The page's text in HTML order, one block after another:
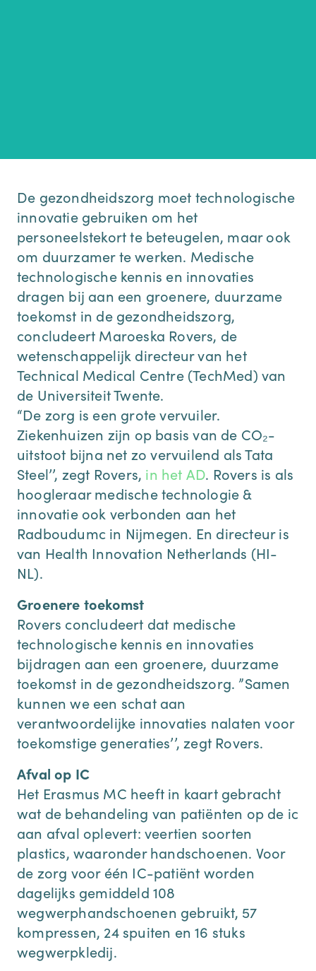
De gezondheidszorg moet technologische
innovatie gebruiken om het
personeelstekort te beteugelen, maar ook
om duurzamer te werken. Medische
technologische kennis en innovaties
dragen bij aan een groenere, duurzame
toekomst in de gezondheidszorg,
concludeert Maroeska Rovers, de
wetenschappelijk directeur van het
Technical Medical Centre (TechMed) van
de Universiteit Twente.
“De zorg is een grote vervuiler.
Ziekenhuizen zijn op basis van de CO₂-
uitstoot bijna net zo vervuilend als Tata
Steel’’, zegt Rovers, in het AD. Rovers is als
hoogleraar medische technologie &
innovatie ook verbonden aan het
Radboudumc in Nijmegen. En directeur is
van Health Innovation Netherlands (HI-
NL).
Groenere toekomst
Rovers concludeert dat medische
technologische kennis en innovaties
bijdragen aan een groenere, duurzame
toekomst in de gezondheidszorg. ”Samen
kunnen we een schat aan
verantwoordelijke innovaties nalaten voor
toekomstige generaties’’, zegt Rovers.
Afval op IC
Het Erasmus MC heeft in kaart gebracht
wat de behandeling van patiënten op de ic
aan afval oplevert: veertien soorten
plastics, waaronder handschoenen. Voor
de zorg voor één IC-patiënt worden
dagelijks gemiddeld 108
wegwerphandschoenen gebruikt, 57
kompressen, 24 spuiten en 16 stuks
wegwerpkledij.